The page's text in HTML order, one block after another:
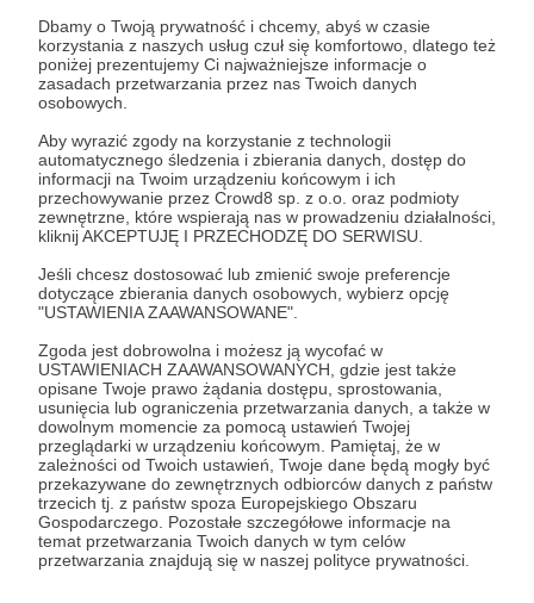
Dbamy o Twoją prywatność i chcemy, abyś w czasie
korzystania z naszych usług czuł się komfortowo, dlatego też
poniżej prezentujemy Ci najważniejsze informacje o
zasadach przetwarzania przez nas Twoich danych
osobowych.
Aby wyrazić zgody na korzystanie z technologii
automatycznego śledzenia i zbierania danych, dostęp do
informacji na Twoim urządzeniu końcowym i ich
przechowywanie przez Crowd8 sp. z o.o. oraz podmioty
zewnętrzne, które wspierają nas w prowadzeniu działalności,
kliknij AKCEPTUJĘ I PRZECHODZĘ DO SERWISU.
Jeśli chcesz dostosować lub zmienić swoje preferencje
dotyczące zbierania danych osobowych, wybierz opcję
"USTAWIENIA ZAAWANSOWANE".
Zgoda jest dobrowolna i możesz ją wycofać w
USTAWIENIACH ZAAWANSOWANYCH, gdzie jest także
opisane Twoje prawo żądania dostępu, sprostowania,
usunięcia lub ograniczenia przetwarzania danych, a także w
dowolnym momencie za pomocą ustawień Twojej
przeglądarki w urządzeniu końcowym. Pamiętaj, że w
zależności od Twoich ustawień, Twoje dane będą mogły być
przekazywane do zewnętrznych odbiorców danych z państw
trzecich tj. z państw spoza Europejskiego Obszaru
Gospodarczego. Pozostałe szczegółowe informacje na
temat przetwarzania Twoich danych w tym celów
przetwarzania znajdują się w naszej polityce prywatności.
polskiej komety! 🌌✨
Nie zapomnij zostawić 👍 i zasubskrybować
kanału, jeśli chcesz więcej kosmicznych
opowieści! 🚀💫
💬 Masz pytania? Zapraszam na forum
dyskusyjne:https://mojaastronomia.pl/astro-
forum/
💰 ZOSTAŃ
mia
✅ Obserwuj mnie na:
FACEBOOK:
https://www.facebook.com/mojaastronomiapl
INSTAGRAM:
https://www.instagram.com/mojaastronomia